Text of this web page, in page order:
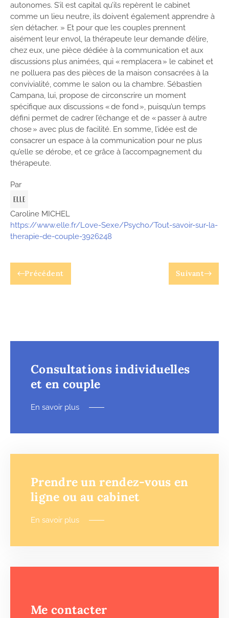
autonomes. S’il est capital qu’ils repèrent le cabinet
comme un lieu neutre, ils doivent également apprendre à
s’en détacher. » Et pour que les couples prennent
aisément leur envol, la thérapeute leur demande d’élire,
chez eux, une pièce dédiée à la communication et aux
discussions plus animées, qui « remplacera » le cabinet et
ne polluera pas des pièces de la maison consacrées à la
convivialité, comme le salon ou la chambre. Sébastien
Campana, lui, propose de circonscrire un moment
spécifique aux discussions « de fond », puisqu’un temps
défini permet de cadrer l’échange et de « passer à autre
chose » avec plus de facilité. En somme, l’idée est de
consacrer un espace à la communication pour ne plus
qu’elle se dérobe, et ce grâce à l’accompagnement du
thérapeute.
Par
Caroline MICHEL
https://www.elle.fr/Love-Sexe/Psycho/Tout-savoir-sur-la-
therapie-de-couple-3926248
Précédent Suivant
Consultations individuelles
et en couple
En savoir plus
Prendre un rendez-vous en
ligne ou au cabinet
En savoir plus
Me contacter